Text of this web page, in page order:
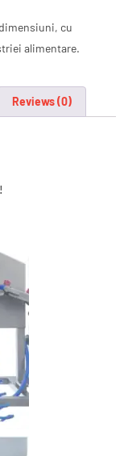
cu
alimentare.
Reviews (0)